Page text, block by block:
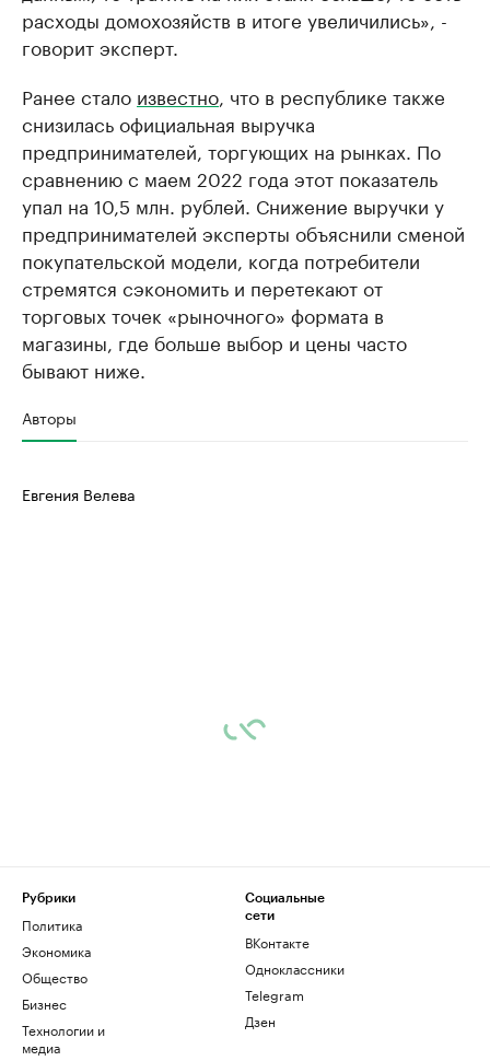
расходы домохозяйств в итоге увеличились», -
говорит эксперт.
Ранее стало известно, что в республике также
снизилась официальная выручка
предпринимателей, торгующих на рынках. По
сравнению с маем 2022 года этот показатель
упал на 10,5 млн. рублей. Снижение выручки у
предпринимателей эксперты объяснили сменой
покупательской модели, когда потребители
стремятся сэкономить и перетекают от
торговых точек «рыночного» формата в
магазины, где больше выбор и цены часто
бывают ниже.
Авторы
Евгения Велева
Рубрики
Политика
Экономика
Общество
Бизнес
Технологии и
медиа
Социальные
сети
ВКонтакте
Одноклассники
Telegram
Дзен